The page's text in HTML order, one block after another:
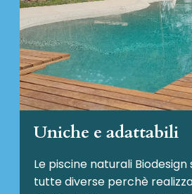
Uniche e adattabili
Le piscine naturali Biodesign
tutte diverse perchè